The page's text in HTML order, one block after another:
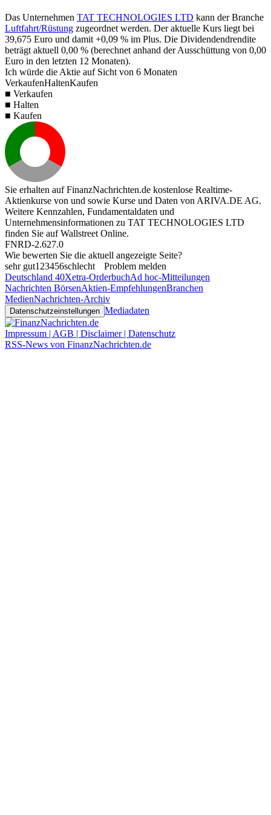
Das Unternehmen TAT TECHNOLOGIES LTD kann der Branche
Luftfahrt/Rüstung zugeordnet werden. Der aktuelle Kurs liegt bei
39,675 Euro und damit +0,09 % im Plus. Die Dividendendrendite
beträgt aktuell 0,00 % (berechnet anhand der Ausschüttung von 0,00
Euro in den letzten 12 Monaten).
Ich würde die Aktie auf Sicht von 6 Monaten
VerkaufenHaltenKaufen
■ Verkaufen
■ Halten
■ Kaufen
Sie erhalten auf FinanzNachrichten.de kostenlose Realtime-
Aktienkurse von und sowie Kurse und Daten von ARIVA.DE AG.
Weitere Kennzahlen, Fundamentaldaten und
Unternehmensinformationen zu TAT TECHNOLOGIES LTD
finden Sie aufWallstreet Online.
FNRD-2.627.0
Wie bewerten Sie die aktuell angezeigte Seite?
sehr gut1 23456schlecht
Problem melden
Deutschland 40Xetra-OrderbuchAd hoc-Mitteilungen
Nachrichten BörsenAktien-EmpfehlungenBranchen
MedienNachrichten-Archiv
Datenschutzeinstellungen Mediadaten
Impressum | AGB | Disclaimer | Datenschutz
RSS-News von FinanzNachrichten.de